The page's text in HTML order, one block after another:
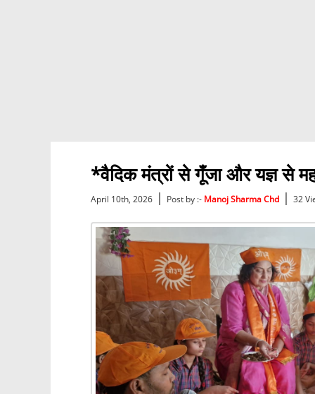
*वैदिक मंत्रों से गूँजा और यज्ञ से
April 10th, 2026 | Post by :- Manoj Sharma Chd | 32